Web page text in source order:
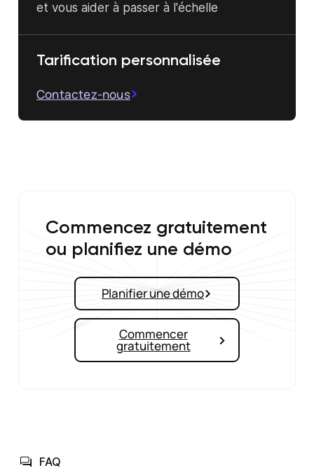
et vous aider à passer à l'échelle
Contactez-nous
Tarification personnalisée
Commencez gratuitement
ou planifiez une démo
Planifier une démo
Commencer
gratuitement
FAQ